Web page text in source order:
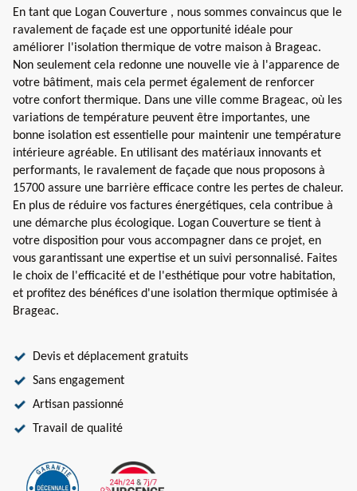
En tant que Logan Couverture , nous sommes convaincus que le
ravalement de façade est une opportunité idéale pour
améliorer l'isolation thermique de votre maison à Brageac.
Non seulement cela redonne une nouvelle vie à l'apparence de
votre bâtiment, mais cela permet également de renforcer
votre confort thermique. Dans une ville comme Brageac, où les
variations de température peuvent être importantes, une
bonne isolation est essentielle pour maintenir une température
intérieure agréable. En utilisant des matériaux innovants et
performants, le ravalement de façade que nous proposons à
15700 assure une barrière efficace contre les pertes de chaleur.
En plus de réduire vos factures énergétiques, cela contribue à
une démarche plus écologique. Logan Couverture se tient à
votre disposition pour vous accompagner dans ce projet, en
vous garantissant une expertise et un suivi personnalisé. Faites
le choix de l'efficacité et de l'esthétique pour votre habitation,
et profitez des bénéfices d'une isolation thermique optimisée à
Brageac.
Devis et déplacement gratuits
Sans engagement
Artisan passionné
Travail de qualité